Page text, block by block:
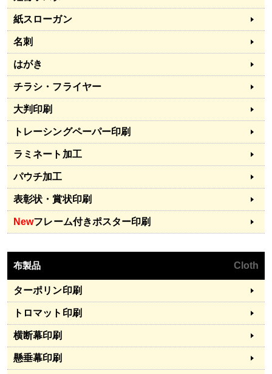
紙スローガン
名刺
はがき
チラシ・フライヤー
大判印刷
トレーシングペーパー印刷
ラミネート加工
パウチ加工
表彰状・賞状印刷
Newフレーム付きポスター印刷
布製品 Cloth
ターポリン印刷
トロマット印刷
横断幕印刷
懸垂幕印刷